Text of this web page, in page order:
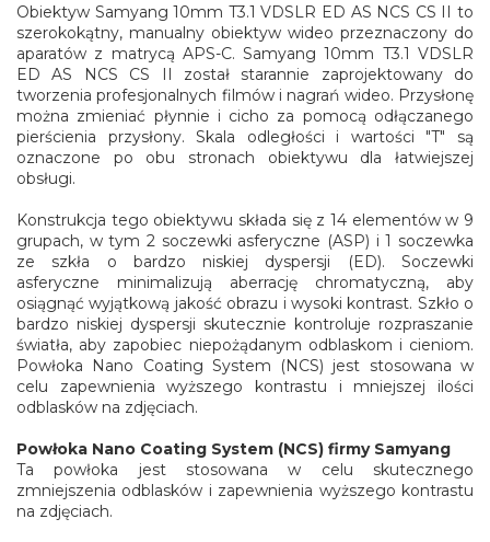
Obiektyw Samyang 10mm T3.1 VDSLR ED AS NCS CS II to
szerokokątny, manualny obiektyw wideo przeznaczony do
aparatów z matrycą APS-C. Samyang 10mm T3.1 VDSLR
ED AS NCS CS II został starannie zaprojektowany do
tworzenia profesjonalnych filmów i nagrań wideo. Przysłonę
można zmieniać płynnie i cicho za pomocą odłączanego
pierścienia przysłony. Skala odległości i wartości "T" są
oznaczone po obu stronach obiektywu dla łatwiejszej
obsługi.
Konstrukcja tego obiektywu składa się z 14 elementów w 9
grupach, w tym 2 soczewki asferyczne (ASP) i 1 soczewka
ze szkła o bardzo niskiej dyspersji (ED). Soczewki
asferyczne minimalizują aberrację chromatyczną, aby
osiągnąć wyjątkową jakość obrazu i wysoki kontrast. Szkło o
bardzo niskiej dyspersji skutecznie kontroluje rozpraszanie
światła, aby zapobiec niepożądanym odblaskom i cieniom.
Powłoka Nano Coating System (NCS) jest stosowana w
celu zapewnienia wyższego kontrastu i mniejszej ilości
odblasków na zdjęciach.
Powłoka Nano Coating System (NCS) firmy Samyang
Ta powłoka jest stosowana w celu skutecznego
zmniejszenia odblasków i zapewnienia wyższego kontrastu
na zdjęciach.